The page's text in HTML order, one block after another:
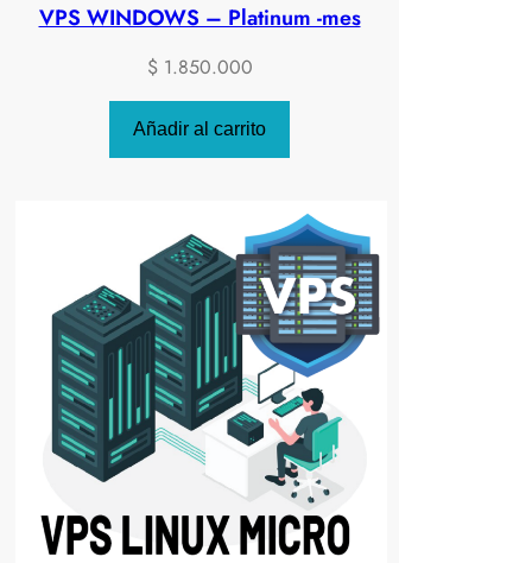
VPS WINDOWS – Platinum -mes
$1.850.000
Añadir al carrito